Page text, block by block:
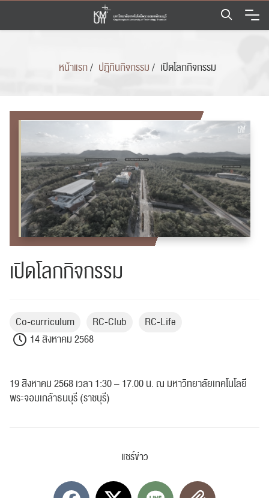
Skip
content
หน้าแรก/ ปฎิทินกิจกรรม/ เปิดโลกกิจกรรม
เปิดโลกกิจกรรม
Co-curriculum RC-Club
RC-Life
14 สิงหาคม 2568
19 สิงหาคม 2568 เวลา 1:30 – 17.00 น. ณ มหาวิทยาลัยเทคโนโลยี
พระจอมเกล้าธนบุรี (ราชบุรี)
แชร์ข่าว